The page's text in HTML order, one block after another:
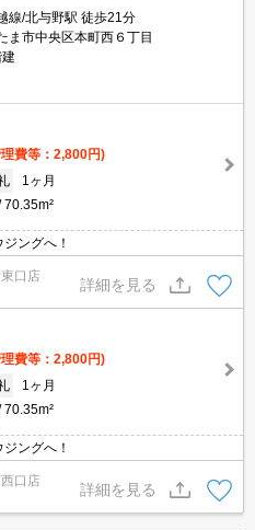
線/北与野駅 徒歩21分
ま市中央区本町西６丁目
費等：2,800円)
1ヶ月
70.35m²
ングへ！
口店
詳細を見る
費等：2,800円)
1ヶ月
70.35m²
ングへ！
口店
詳細を見る